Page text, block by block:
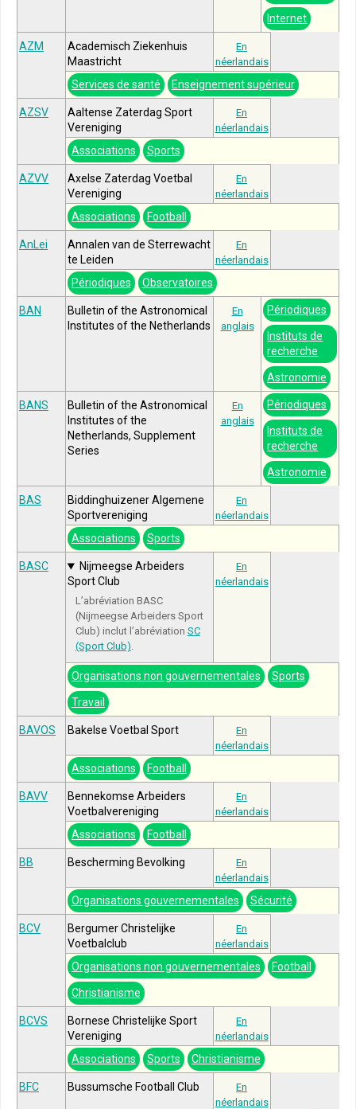
Internet
AZM
Academisch Ziekenhuis
Maastricht
En
néerlandais
Services de santé Enseignement supérieur
AZSV
Aaltense Zaterdag Sport
Vereniging
En
néerlandais
Associations Sports
AZVV
Axelse Zaterdag Voetbal
Vereniging
En
néerlandais
Associations Football
AnLei
Annalen van de Sterrewacht
te Leiden
En
néerlandais
Périodiques Observatoires
BAN
Bulletin of the Astronomical
Institutes of the Netherlands
En
anglais
Périodiques
Instituts de
recherche
Astronomie
BANS
Bulletin of the Astronomical
Institutes of the
Netherlands, Supplement
Series
En
anglais
Périodiques
Instituts de
recherche
Astronomie
BAS
Biddinghuizener Algemene
Sportvereniging
En
néerlandais
Associations Sports
BASC
Nijmeegse Arbeiders
Sport Club
L’abréviation BASC
(Nijmeegse Arbeiders Sport
Club) inclut l’abréviation SC
(Sport Club).
En
néerlandais
Organisations non gouvernementales Sports
Travail
BAVOS Bakelse Voetbal Sport
En
néerlandais
Associations Football
BAVV
Bennekomse Arbeiders
Voetbalvereniging
En
néerlandais
Associations Football
BB Bescherming Bevolking
En
néerlandais
Organisations gouvernementales Sécurité
BCV
Bergumer Christelijke
Voetbalclub
En
néerlandais
Organisations non gouvernementales Football
Christianisme
BCVS
Bornese Christelijke Sport
Vereniging
En
néerlandais
Associations Sports Christianisme
BFC Bussumsche Football Club
En
néerlandais